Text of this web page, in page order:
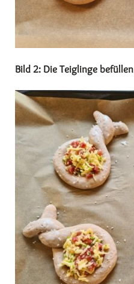
Bild 2: Die Teiglinge befüllen